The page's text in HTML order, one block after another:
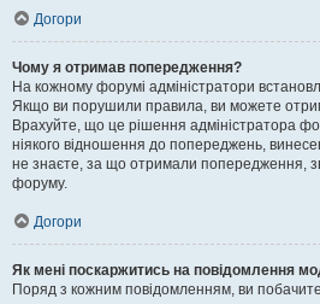
Догори
Чому я отримав попередження?
На кожному форумі адміністратори
Якщо ви порушили правила, ви можете
Врахуйте, що це рішення адміністратора
ніякого відношення до попереджень,
не знаєте, за що отримали попередження,
форуму.
Догори
Як мені поскаржитись на повідомлення
Поряд з кожним повідомленням, ви